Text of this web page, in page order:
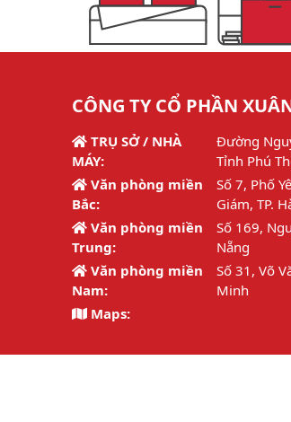
CÔNG TY CỔ PHẦN
TRỤ SỞ / NHÀ
MÁY:
Đường
Tỉnh Phú
Văn phòng miền
Bắc:
Số 7, Phố
Giám, TP.
Văn phòng miền
Trung:
Số 169,
Nẵng
Văn phòng miền
Nam:
Số 31, Võ
Minh
Maps: